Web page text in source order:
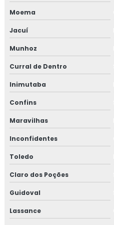
Moema
Jacuí
Munhoz
Curral de Dentro
Inimutaba
Confins
Maravilhas
Inconfidentes
Toledo
Claro dos Poções
Guidoval
Lassance